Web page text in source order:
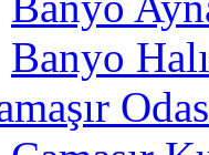
Banyo